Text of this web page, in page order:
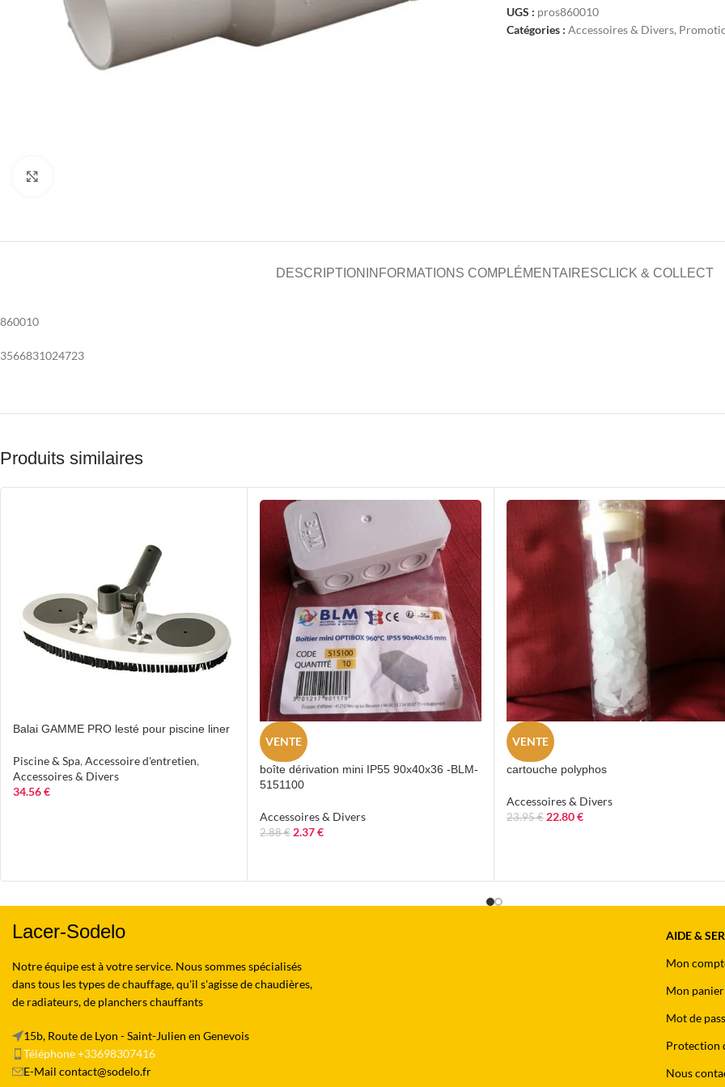
UGS : pros860010
Catégories : Accessoires & Divers,
DESCRIPTION INFORMATIONS COMPLÉMENTAIRESCLICK & COLLECT
860010
3566831024723
Produits similaires
Balai GAMME PRO lesté pour piscine liner
Piscine & Spa, Accessoire d'entretien,
Accessoires & Divers
34.56€
VENTE
boîte dérivation mini IP55 90x40x36 -BLM-
5151100
Accessoires & Divers
2.88€ 2.37€
VENTE
cartouche polyphos
Accessoires & Divers
23.95€ 22.80€
Lacer-Sodelo
Notre équipe est à votre service. Nous sommes spécialisés
dans tous les types de chauffage, qu'il s'agisse de chaudières,
de radiateurs, de planchers chauffants
15b, Route de Lyon - Saint-Julien en Genevois
Téléphone +33698307416
E-Mail contact@sodelo.fr
AIDE &
Mon
Mon panier
Mot de
Protection
Nous